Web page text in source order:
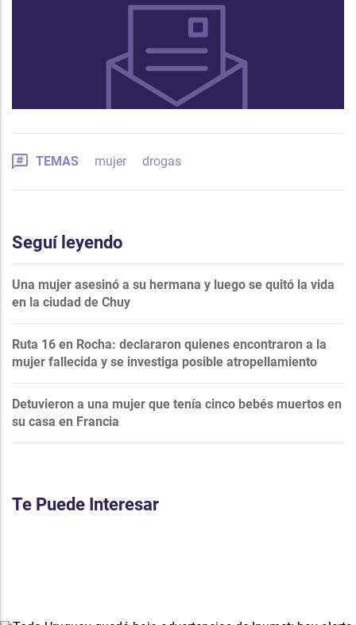
TEMAS mujer drogas
Seguí leyendo
Una mujer asesinó a su hermana y luego se quitó la vida
en la ciudad de Chuy
Ruta 16 en Rocha: declararon quienes encontraron a la
mujer fallecida y se investiga posible atropellamiento
Detuvieron a una mujer que tenía cinco bebés muertos en
su casa en Francia
Te Puede Interesar